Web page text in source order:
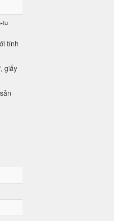
tu
tính
giấy